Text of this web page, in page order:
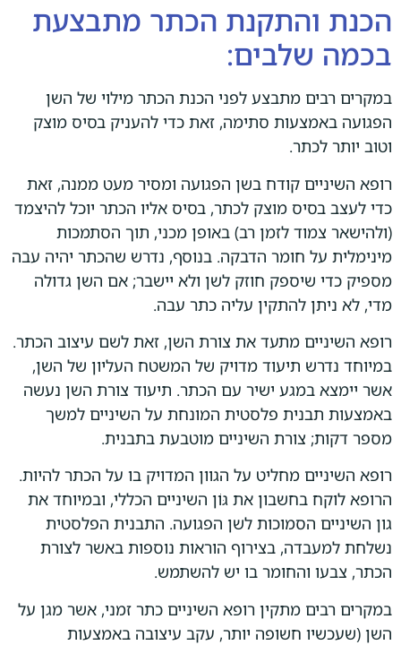
הכנת והתקנת הכתר מתבצעת
בכמה שלבים:
במקרים רבים מתבצע לפני הכנת הכתר מילוי של השן
הפגועה באמצעות סתימה, זאת כדי להעניק בסיס מוצק
וטוב יותר לכתר.
רופא השיניים קודח בשן הפגועה ומסיר מעט ממנה, זאת
כדי לעצב בסיס מוצק לכתר, בסיס אליו הכתר יוכל להיצמד
(ולהישאר צמוד לזמן רב) באופן מכני, תוך הסתמכות
מינימלית על חומר הדבקה. בנוסף, נדרש שהכתר יהיה עבה
מספיק כדי שיספק חוזק לשן ולא יישבר; אם השן גדולה
מדי, לא ניתן להתקין עליה כתר עבה.
רופא השיניים מתעד את צורת השן, זאת לשם עיצוב הכתר.
במיוחד נדרש תיעוד מדויק של המשטח העליון של השן,
אשר יימצא במגע ישיר עם הכתר. תיעוד צורת השן נעשה
באמצעות תבנית פלסטית המונחת על השיניים למשך
מספר דקות; צורת השיניים מוטבעת בתבנית.
רופא השיניים מחליט על הגוון המדויק בו על הכתר להיות.
הרופא לוקח בחשבון את גּוֹן השיניים הכללי, ובמיוחד את
גון השיניים הסמוכות לשן הפגועה. התבנית הפלסטית
נשלחת למעבדה, בצירוף הוראות נוספות באשר לצורת
הכתר, צבעו והחומר בו יש להשתמש.
במקרים רבים מתקין רופא השיניים כתר זמני, אשר מגן על
השן (שעכשיו חשופה יותר, עקב עיצובה באמצעות